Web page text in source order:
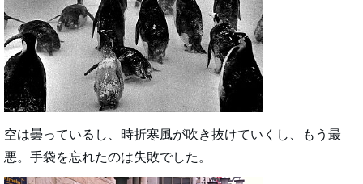
空は曇っているし、時折寒風が吹き抜けていくし、もう最
悪。手袋を忘れたのは失敗でした。